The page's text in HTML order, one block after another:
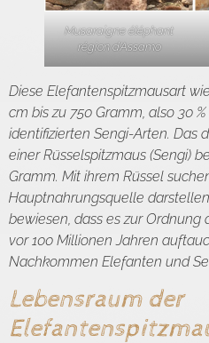
Musaraigne éléphant
région d’Assamo
Diese Elefantenspitzmausart
cm bis zu 750 Gramm, also 30
identifizierten Sengi-Arten. Das
einer Rüsselspitzmaus (Sengi)
Gramm. Mit ihrem Rüssel
Hauptnahrungsquelle
bewiesen, dass es zur
vor 100 Millionen Jahren
Nachkommen Elefanten und
Lebensraum der